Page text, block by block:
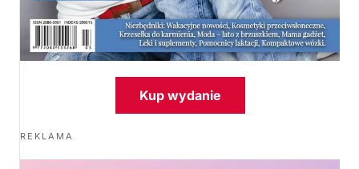
Kup wydanie
REKLAMA